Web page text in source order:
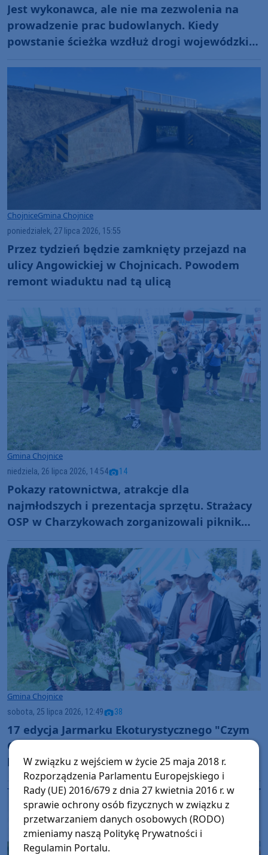
Jest wykonawca, ale nie ma zezwolenia na
prowadzenie prac budowlanych. Kiedy
powstanie ścieżka wzdłuż drogi wojewódzkiej
ChojniceGmina Chojnice
poniedziałek, 27 lipca 2026, 15:55
Przez tydzień będzie zamknięty przejazd na
ulicy Angowickiej w Chojnicach. Powodem
remont wiaduktu nad tą ulicą
Gmina Chojnice
niedziela, 26 lipca 2026, 14:54 14
Pokazy ratownictwa, atrakcje dla
najmłodszych i prezentacja sprzętu. Strażacy
OSP w Charzykowach zorganizowali piknik
Gmina Chojnice
sobota, 25 lipca 2026, 12:49 38
17 edycja Jarmarku Ekoturystycznego "Czym
Chata Bogata". Na imprezie w Charzykowach
było sporo atrakcji przyrodniczych (FOTO)
W związku z wejściem w życie 25 maja 2018 r.
Rozporządzenia Parlamentu Europejskiego i
Rady (UE) 2016/679 z dnia 27 kwietnia 2016 r. w
sprawie ochrony osób fizycznych w związku z
przetwarzaniem danych osobowych (RODO)
zmieniamy naszą Politykę Prywatności i
Regulamin Portalu.